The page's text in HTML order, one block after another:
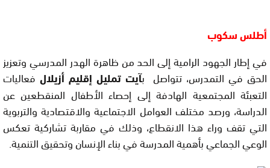
أطلس سكوب
في إطار الجهود الرامية إلى الحد من ظاهرة الهدر المدرسي وتعزيز
الحق في التمدرس، تتواصل بآيت تمليل إقليم أزيلال فعاليات
التعبئة المجتمعية الهادفة إلى إحصاء الأطفال المنقطعين عن
الدراسة، ورصد مختلف العوامل الاجتماعية والاقتصادية والتربوية
التي تقف وراء هذا الانقطاع، وذلك في مقاربة تشاركية تعكس
الوعي الجماعي بأهمية المدرسة في بناء الإنسان وتحقيق التنمية.